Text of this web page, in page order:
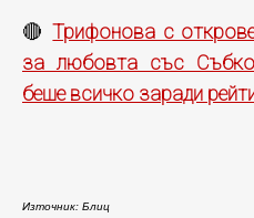
🔴Трифонова с
за любовта със
беше всичко заради
Източник: Блиц